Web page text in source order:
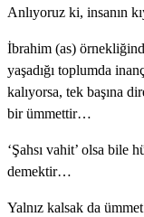
Anlıyoruz ki, insanın
İbrahim (as)
yaşadığı toplumda
kalıyorsa, tek başına
bir ümmettir…
‘Şahsı vahit’ olsa bile
demektir…
Yalnız kalsak da